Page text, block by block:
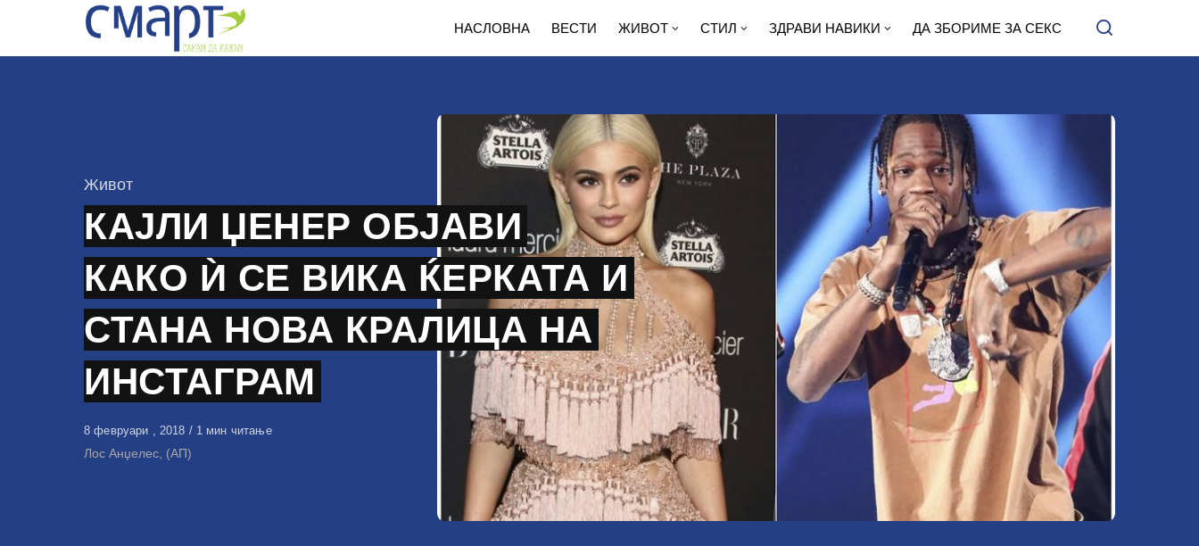
НАСЛОВНА ВЕСТИ ЖИВОТ СТИЛ ЗДРАВИ НАВИКИ ДА ЗБОРИМЕ ЗА СЕКС
КАтегорија
Живот
КАЈЛИ ЏЕНЕР ОБЈАВИ
КАКО Ѝ СЕ ВИКА ЌЕРКАТА И
СТАНА НОВА КРАЛИЦА НА
ИНСТАГРАМ
Објавено
на
8 февруари , 2018 1 мин читање
Лос Анџелес, (АП)